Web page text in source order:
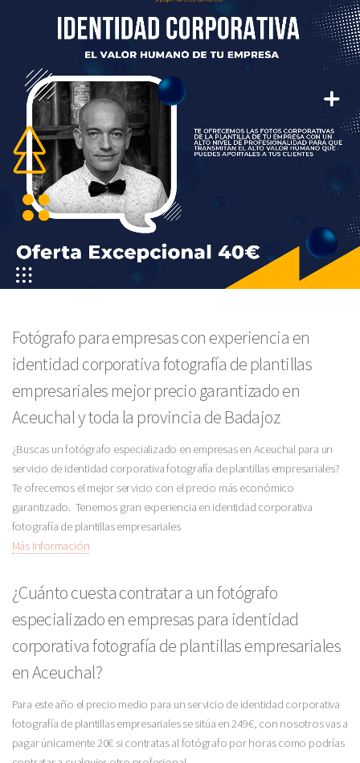
Fotógrafo para empresas con experiencia en
identidad corporativa fotografía de plantillas
empresariales mejor precio garantizado en
Aceuchal y toda la provincia de Badajoz
¿Buscas un fotógrafo especializado en empresas en Aceuchal para un
servicio de identidad corporativa fotografía de plantillas empresariales?
Te ofrecemos el mejor servicio con el precio más económico
garantizado. Tenemos gran experiencia en identidad corporativa
fotografía de plantillas empresariales
Más Información
¿Cuánto cuesta contratar a un fotógrafo
especializado en empresas para identidad
corporativa fotografía de plantillas empresariales
en Aceuchal?
Para este año el precio medio para un servicio de identidad corporativa
fotografía de plantillas empresariales se sitúa en 249€, con nosotros vas a
pagar únicamente 20€ si contratas al fotógrafo por horas como podrías